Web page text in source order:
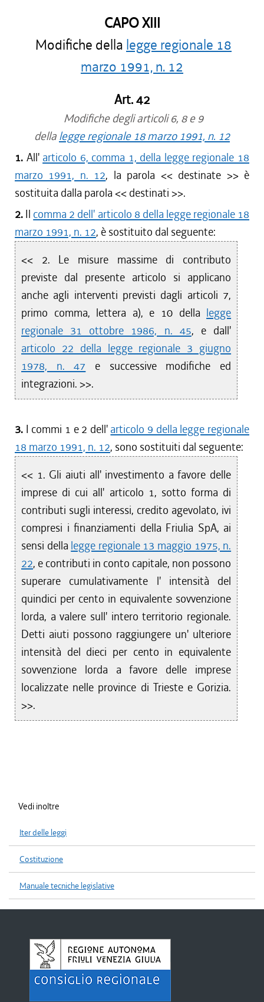
CAPO XIII
Modifiche della legge regionale 18
marzo 1991, n. 12
Art. 42
Modifiche degli articoli 6, 8 e 9
della legge regionale 18 marzo 1991, n. 12
1. All' articolo 6, comma 1, della legge regionale 18
marzo 1991, n. 12, la parola << destinate >> è
sostituita dalla parola << destinati >>.
2. Il comma 2 dell' articolo 8 della legge regionale 18
marzo 1991, n. 12, è sostituito dal seguente:
<< 2. Le misure massime di contributo
previste dal presente articolo si applicano
anche agli interventi previsti dagli articoli 7,
primo comma, lettera a), e 10 della legge
regionale 31 ottobre 1986, n. 45, e dall'
articolo 22 della legge regionale 3 giugno
1978, n. 47 e successive modifiche ed
integrazioni. >>.
3. I commi 1 e 2 dell' articolo 9 della legge regionale
18 marzo 1991, n. 12, sono sostituiti dal seguente:
<< 1. Gli aiuti all' investimento a favore delle
imprese di cui all' articolo 1, sotto forma di
contributi sugli interessi, credito agevolato, ivi
compresi i finanziamenti della Friulia SpA, ai
sensi della legge regionale 13 maggio 1975, n.
22, e contributi in conto capitale, non possono
superare cumulativamente l' intensità del
quindici per cento in equivalente sovvenzione
lorda, a valere sull' intero territorio regionale.
Detti aiuti possono raggiungere un' ulteriore
intensità del dieci per cento in equivalente
sovvenzione lorda a favore delle imprese
localizzate nelle province di Trieste e Gorizia.
>>.
Vedi inoltre
Iter delle leggi
Costituzione
Manuale tecniche legislative